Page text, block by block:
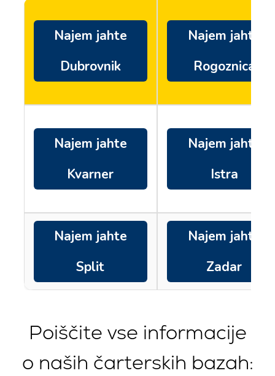
Najem jahte
Dubrovnik
Najem jahte
Rogoznica
Najem jahte
Kvarner
Najem jahte
Istra
Najem jahte
Split
Najem jahte
Zadar
Poiščite vse informacije
o naših čarterskih bazah: